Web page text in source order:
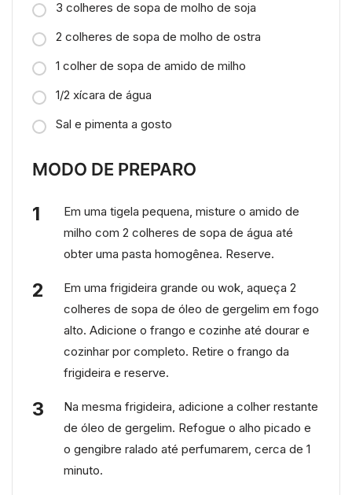
3 colheres de sopa de molho de soja
2 colheres de sopa de molho de ostra
1 colher de sopa de amido de milho
1/2 xícara de água
Sal e pimenta a gosto
MODO DE PREPARO
Em uma tigela pequena, misture o amido de
milho com 2 colheres de sopa de água até
obter uma pasta homogênea. Reserve.
Em uma frigideira grande ou wok, aqueça 2
colheres de sopa de óleo de gergelim em fogo
alto. Adicione o frango e cozinhe até dourar e
cozinhar por completo. Retire o frango da
frigideira e reserve.
Na mesma frigideira, adicione a colher restante
de óleo de gergelim. Refogue o alho picado e
o gengibre ralado até perfumarem, cerca de 1
minuto.